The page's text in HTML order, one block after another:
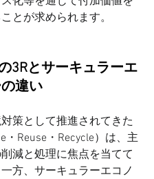
とが求められます。
3Rとサーキュラーエ
違い
策として推進されてきた
・Reuse・Recycle）は、主
減と処理に焦点を当てて
方、サーキュラーエコノ